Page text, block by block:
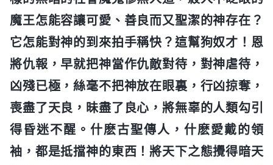
魔王怎能容讓可愛、善良而又聖潔的神存在？
它怎能對神的到來拍手稱快？這幫狗奴才！恩
將仇報，早就把神當作仇敵對待，對神虐待，
凶殘已極，絲毫不把神放在眼裏，行凶掠奪，
喪盡了天良，昧盡了良心，將無辜的人類勾引
得昏迷不醒。什麽古聖傳人，什麽愛戴的領
袖，都是抵擋神的東西！將天下之態攪得暗天